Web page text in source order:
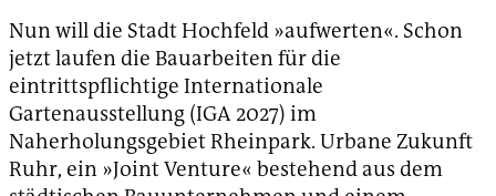
Nun will die Stadt Hochfeld »aufwerten«. Schon
jetzt laufen die Bauarbeiten für die
eintrittspflichtige Internationale
Gartenausstellung (IGA 2027) im
Naherholungsgebiet Rheinpark. Urbane Zukunft
Ruhr, ein »Joint Venture« bestehend aus dem